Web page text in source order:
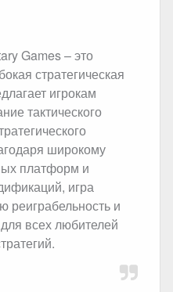
Games – это
стратегическая
игрокам
тактического
широкому
платформ и
игра
реиграбельность и
всех любителей